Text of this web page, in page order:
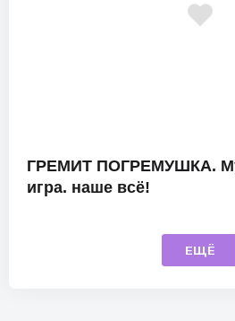
ГРЕМИТ ПОГРЕМУШКА.
игра. наше всё!
ЕЩЁ